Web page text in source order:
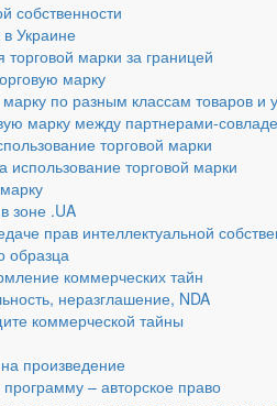
собственности
в Украине
марки за границей
марку
по разным классам товаров и
марку между партнерами-
торговой марки
торговой марки
зоне .UA
прав интеллектуальной
образца
коммерческих тайн
неразглашение, NDA
коммерческой тайны
произведение
– авторское право